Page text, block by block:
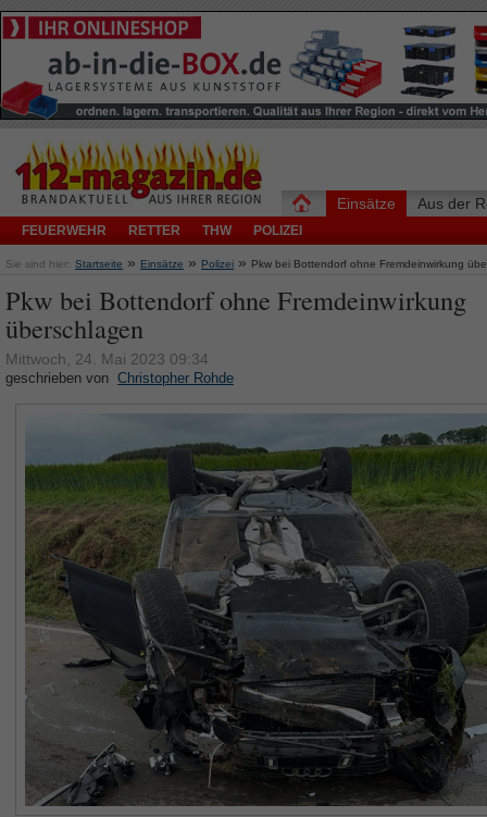
Einsätze
FEUERWEHR RETTER THW POLIZEI
Aus der
Sie sind hier: Startseite » Einsätze » Polizei » Pkw bei Bottendorf ohne Fremdeinwirkung
Pkw bei Bottendorf ohne Fremdeinwirkung
überschlagen
Mittwoch, 24. Mai 2023 09:34
geschrieben von Christopher Rohde